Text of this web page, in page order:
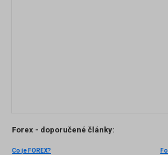
Forex - doporučené články:
Co je FOREX?